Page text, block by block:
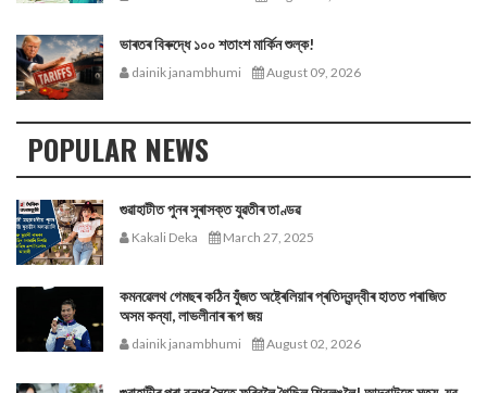
ভাৰতৰ বিৰুদ্ধে ১০০ শতাংশ মার্কিন শুল্ক!
dainik janambhumi August 09, 2026
POPULAR NEWS
গুৱাহাটীত পুনৰ সুৰাসক্ত যুৱতীৰ তাণ্ডৱ
Kakali Deka March 27, 2025
কমনৱেলথ গেমছৰ কঠিন যুঁজত অষ্ট্ৰেলিয়াৰ প্ৰতিদ্বন্দ্বীৰ হাতত পৰাজিত
অসম কন্যা, লাভলীনাৰ ৰূপ জয়
dainik janambhumi August 02, 2026